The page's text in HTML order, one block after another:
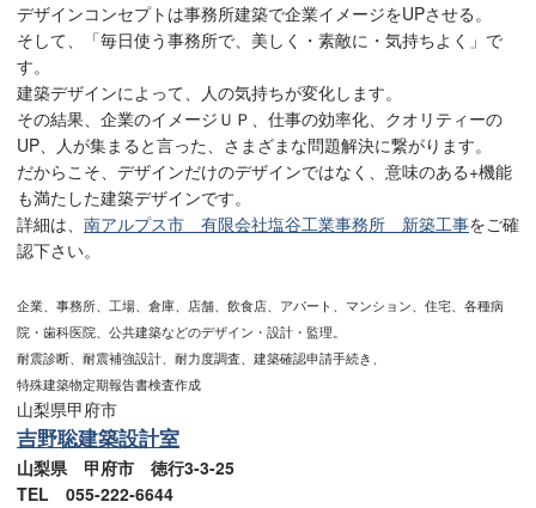
デザインコンセプトは事務所建築で企業イメージをUPさせる。
そして、「毎日使う事務所で、美しく・素敵に・気持ちよく」で
す。
建築デザインによって、人の気持ちが変化します。
その結果、企業のイメージＵＰ、仕事の効率化、クオリティーの
UP、人が集まると言った、さまざまな問題解決に繋がります。
だからこそ、デザインだけのデザインではなく、意味のある+機能
も満たした建築デザインです。
詳細は、 南アルプス市 有限会社塩谷工業事務所 新築工事をご確
認下さい。
企業、事務所、工場、倉庫、店舗、飲食店、アパート、マンション、住宅、各種病
院・歯科医院、公共建築などのデザイン・設計・監理。
耐震診断、耐震補強設計、耐力度調査、建築確認申請手続き、
特殊建築物定期報告書検査作成
山梨県甲府市
吉野聡建築設計室
山梨県 甲府市 徳行3-3-25
TEL 055-222-6644